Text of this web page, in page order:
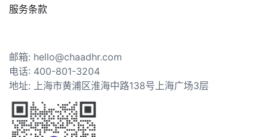
服务条款
邮箱: hello@chaadhr.com
电话: 400-801-3204
地址: 上海市黄浦区淮海中路138号上海广场3层